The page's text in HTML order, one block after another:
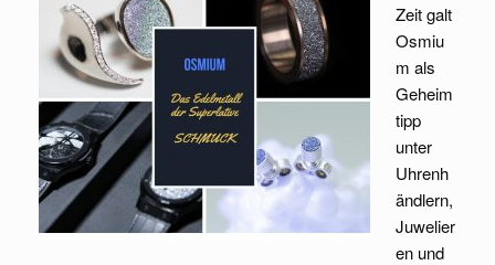
Zeit galt
Osmiu
m als
Geheim
tipp
unter
Uhrenh
ändlern,
Juwelier
en und